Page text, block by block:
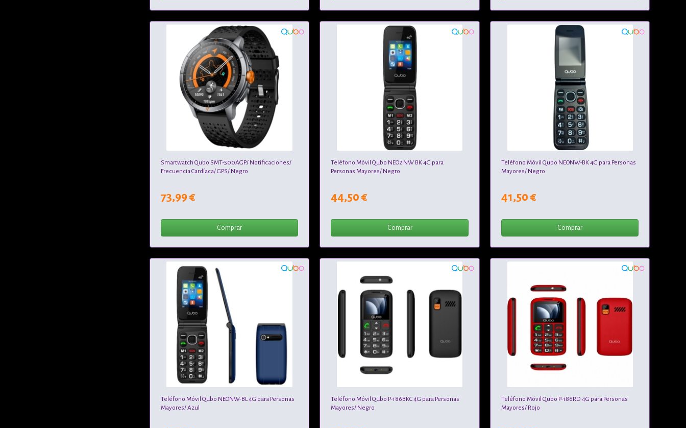
Smartwatch Qubo SMT-500AGP/ Notificaciones/
Frecuencia Cardíaca/ GPS/ Negro
73,99 €
Comprar
Teléfono Móvil Qubo NEO2 NW BK 4G para
Personas Mayores/ Negro
44,50 €
Comprar
Teléfono Móvil Qubo NEONW-BK 4G para Personas
Mayores/ Negro
41,50 €
Comprar
Teléfono Móvil Qubo NEONW-BL 4G para Personas
Mayores/ Azul
Teléfono Móvil Qubo P-186BKC 4G para Personas
Mayores/ Negro
Teléfono Móvil Qubo P-186RD 4G para Personas
Mayores/ Rojo